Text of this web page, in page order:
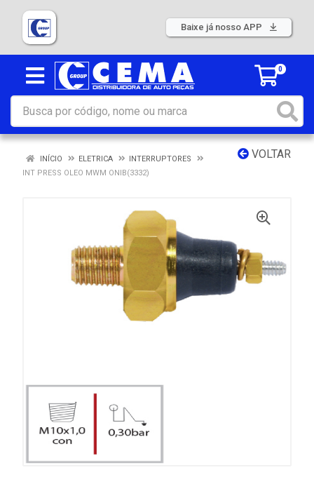
Baixe já nosso APP
0
VOLTAR
INÍCIO ELETRICA
INTERRUPTORES
INT PRESS OLEO MWM ONIB(3332)